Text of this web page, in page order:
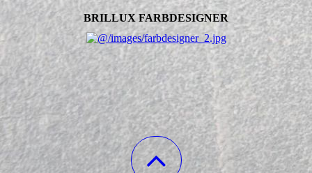
BRILLUX FARBDESIGNER